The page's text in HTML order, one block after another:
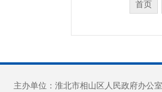
首页
主办单位：淮北市相山区人民政府办